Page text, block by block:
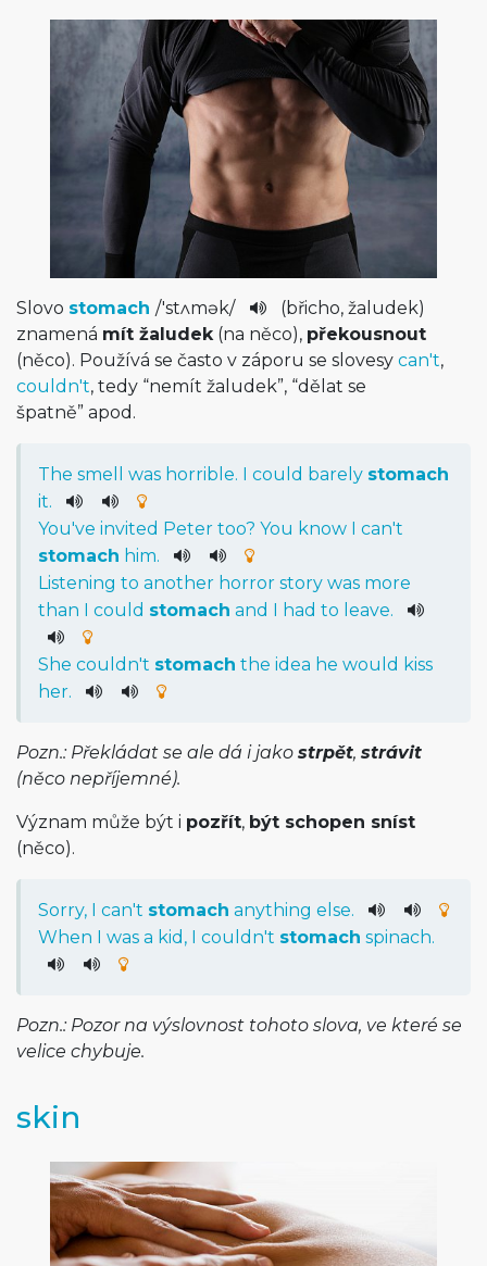
Slovo stomach /'stʌmək­/
(břicho, žaludek)
znamená mít žaludek (na něco), překousnout
(něco). Používá se často v záporu se slovesy can't,
couldn't, tedy “nemít žaludek”, “dělat se
špatně” apod.
The smell was horrible. I could barely stomach
it.
You've invited Peter too? You know I can't
stomach him.
Listening to another horror story was more
than I could stomach and I had to leave.
She could n't stomach the idea he would kiss
her.
Pozn.: Překládat se ale dá i jako strpět, strávit
(něco nepříjemné).
Význam může být i pozřít, být schopen sníst
(něco).
Sorry, I can't stomach anything else.
When I was a kid , I could n't stomach spinach.
Pozn.: Pozor na výslovnost tohoto slova, ve které se
velice chybuje.
skin